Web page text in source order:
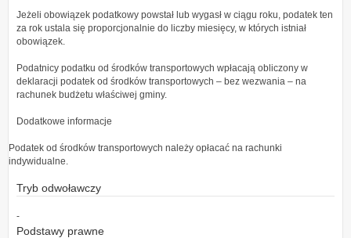
Jeżeli obowiązek podatkowy powstał lub wygasł w ciągu roku, podatek ten
za rok ustala się proporcjonalnie do liczby miesięcy, w których istniał
obowiązek.
Podatnicy podatku od środków transportowych wpłacają obliczony w
deklaracji podatek od środków transportowych – bez wezwania – na
rachunek budżetu właściwej gminy.
Dodatkowe informacje
Podatek od środków transportowych należy opłacać na rachunki
indywidualne.
Tryb odwoławczy
-
Podstawy prawne